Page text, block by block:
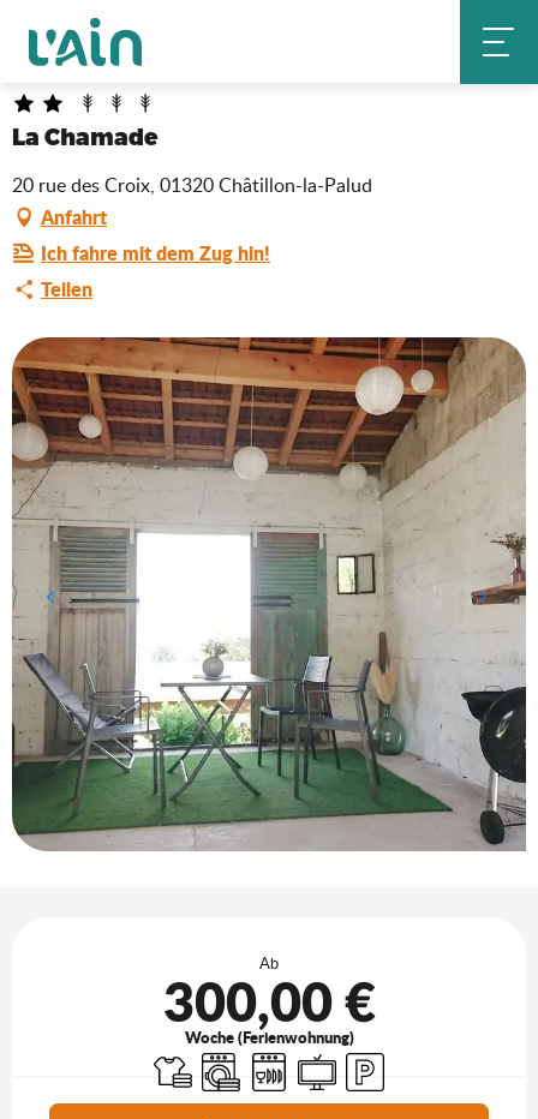
contenu
principal
Startseite
La Chamade
20 rue des Croix, 01320 Châtillon-la-Palud
Anfahrt
Ich fahre mit dem Zug hin!
Teilen
Ab
300,00 €
Woche (Ferienwohnung)
Bettwäsche und Laken
Waschmaschine
Geschirrspülmaschine
Fernsehen
Parkplatz
Aktuelle Agenda